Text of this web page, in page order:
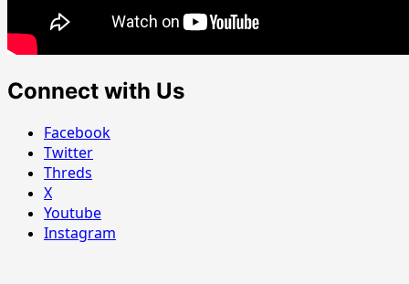
Connect with Us
Facebook
Twitter
Threds
X
Youtube
Instagram